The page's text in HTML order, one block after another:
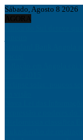
Sábado, Agosto 8 2026